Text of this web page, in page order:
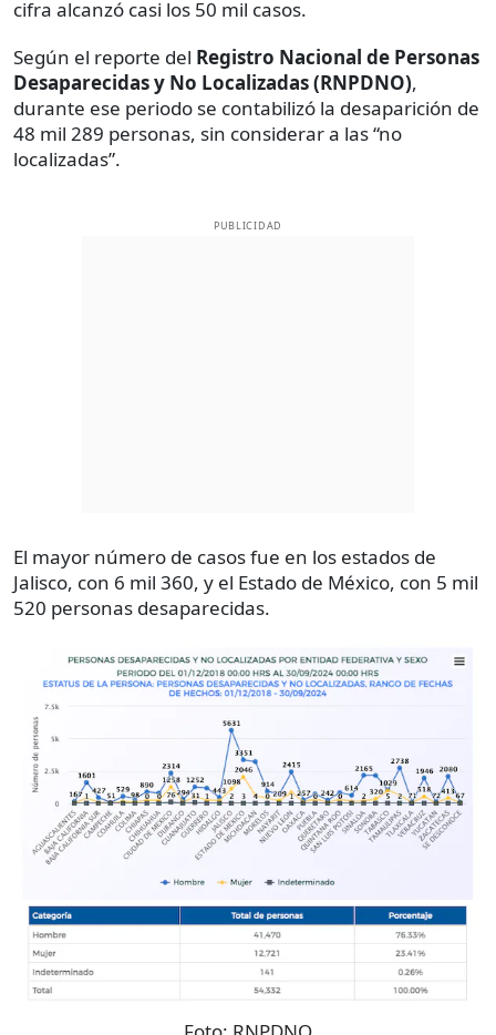
cifra alcanzó casi los 50 mil casos.
Según el reporte del Registro Nacional de Personas
Desaparecidas y No Localizadas (RNPDNO),
durante ese periodo se contabilizó la desaparición de
48 mil 289 personas, sin considerar a las “no
localizadas”.
PUBLICIDAD
El mayor número de casos fue en los estados de
Jalisco, con 6 mil 360, y el Estado de México, con 5 mil
520 personas desaparecidas.